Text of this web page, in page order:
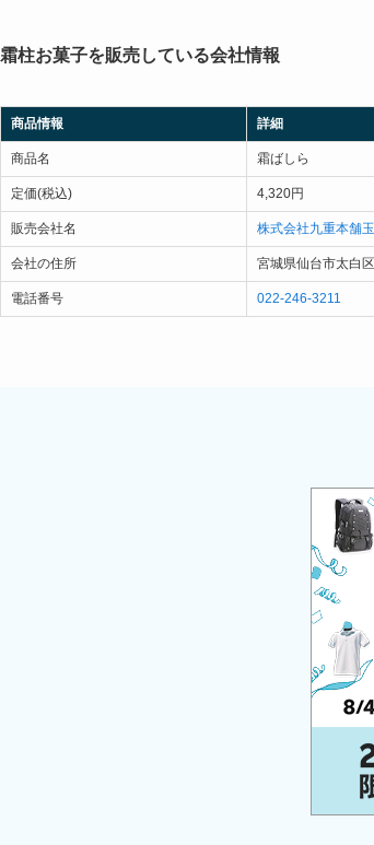
霜柱お菓子を販売している会社情報
商品情報 詳細
商品名 霜ばしら
定価(税込) 4,320円
販売会社名 株式会社九重本舗
会社の住所 宮城県仙台市太白
電話番号 022-246-3211